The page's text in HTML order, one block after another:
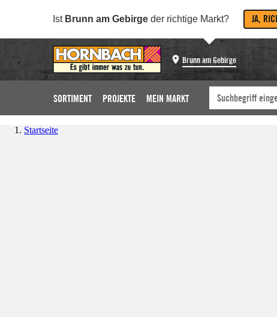
Ist Brunn am Gebirge der richtige Markt? JA,
Brunn am Gebirge
SORTIMENT PROJEKTE MEIN MARKT
Startseite